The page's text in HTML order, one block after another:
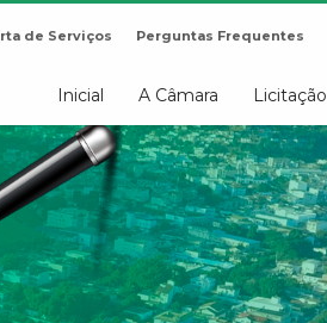
de Serviços Perguntas Frequentes
Inicial A Câmara Licitação